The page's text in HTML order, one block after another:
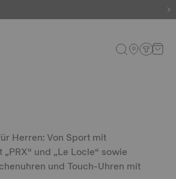
Herren: Von Sport mit
und „Le Locle“ sowie
und Touch-Uhren mit